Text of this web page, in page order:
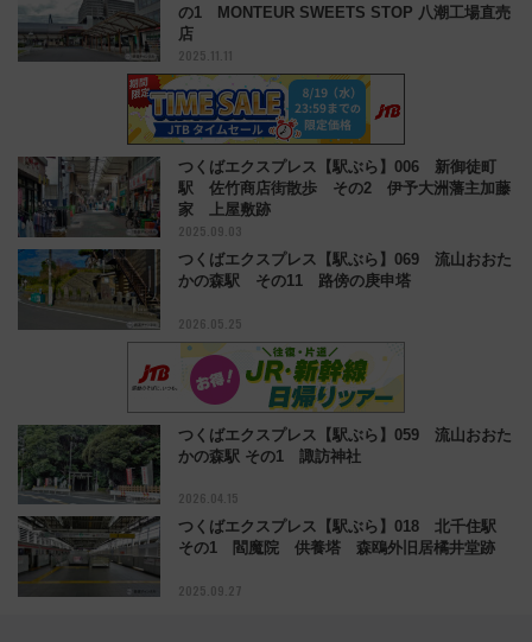
の1 MONTEUR SWEETS STOP 八潮工場直売
店
2025.11.11
つくばエクスプレス【駅ぶら】006 新御徒町
駅 佐竹商店街散歩 その2 伊予大洲藩主加藤
家 上屋敷跡
2025.09.03
つくばエクスプレス【駅ぶら】069 流山おおた
かの森駅 その11 路傍の庚申塔
2026.05.25
つくばエクスプレス【駅ぶら】059 流山おおた
かの森駅 その1 諏訪神社
2026.04.15
つくばエクスプレス【駅ぶら】018 北千住駅
その1 閻魔院 供養塔 森鴎外旧居橘井堂跡
2025.09.27